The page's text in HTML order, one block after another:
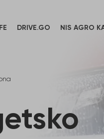
DRIVE.GO NIS AGRO